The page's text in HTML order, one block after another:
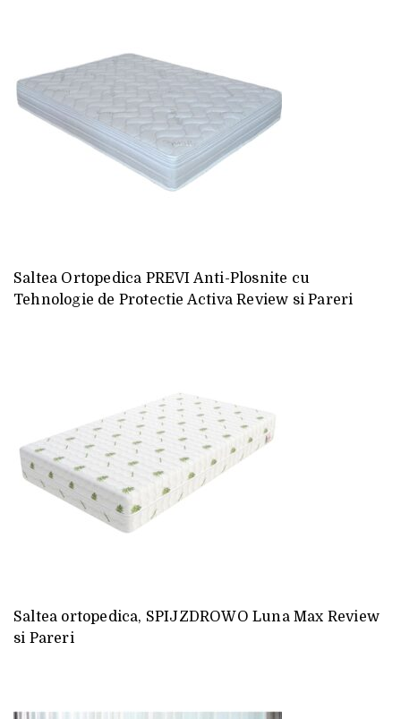
Saltea Ortopedica PREVI Anti-Plosnite cu
Tehnologie de Protectie Activa Review si Pareri
Saltea ortopedica, SPIJZDROWO Luna Max Review
si Pareri